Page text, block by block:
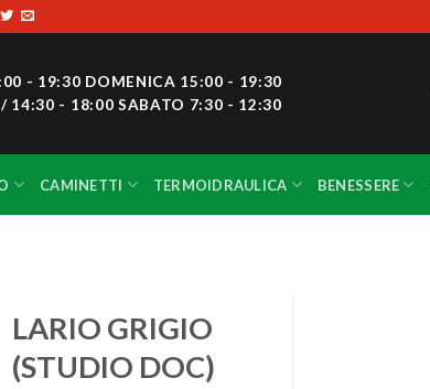
- 19:30 DOMENICA 15:00 - 19:30
14:30 - 18:00 SABATO 7:30 - 12:30
CAMINETTI TERMOIDRAULICA BENESSERE
LARIO GRIGIO
(STUDIO DOC)